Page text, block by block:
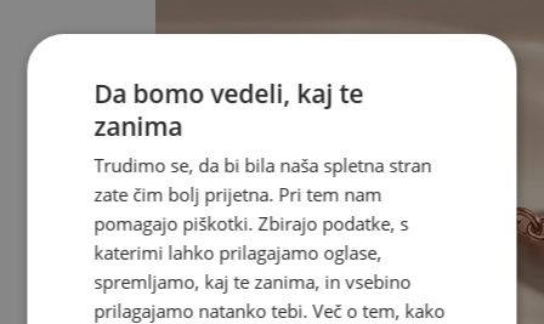
Da bomo vedeli, kaj te
zanima
Trudimo se, da bi bila naša spletna stran
zate čim bolj prijetna. Pri tem nam
pomagajo piškotki. Zbirajo podatke, s
katerimi lahko prilagajamo oglase,
spremljamo, kaj te zanima, in vsebino
prilagajamo natanko tebi. Več o tem, kako